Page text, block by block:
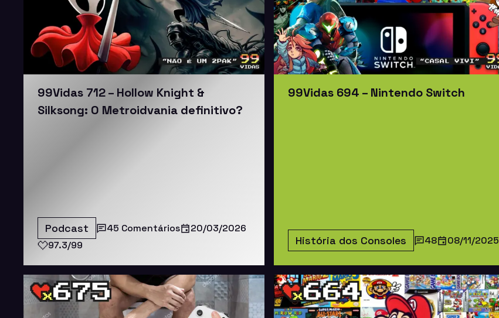
99Vidas 712 – Hollow Knight &
Silksong: O Metroidvania definitivo?
Podcast 45 Comentários
20/03/2026
97.3/99
99Vidas 694 – Nintendo Switch
História dos Consoles 48 08/11/2025